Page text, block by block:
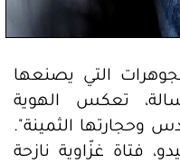
التي يصنعها
تعكس الهوية
وحجارتها الثمينة".
فتاة غزّاوية نازحة